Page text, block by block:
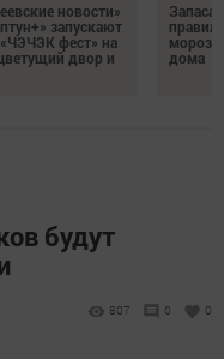
новости»
запускают
фест» на
двор и
дома
будут
807 0 0